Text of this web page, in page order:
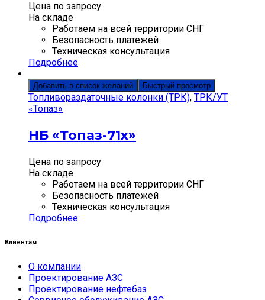
Цена по запросу
На складе
Работаем на всей территории СНГ
Безопасность платежей
Техническая консультация
Подробнее
Добавить в список желаний Быстрый просмотр
Топливораздаточные колонки (ТРК), ТРК/УТ
«Топаз»
НБ «Топаз-71х»
Цена по запросу
На складе
Работаем на всей территории СНГ
Безопасность платежей
Техническая консультация
Подробнее
Клиентам
О компании
Проектирование АЗС
Проектирование нефтебаз